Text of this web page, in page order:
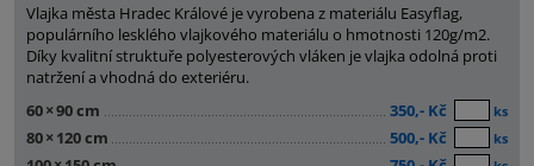
Vlajka města Hradec Králové je vyrobena z materiálu Easyflag,
populárního lesklého vlajkového materiálu o hmotnosti 120g/m2.
Díky kvalitní struktuře polyesterových vláken je vlajka odolná proti
natržení a vhodná do exteriéru.
60×90 cm 350,- Kč ks
80× 120 cm 500,- Kč ks